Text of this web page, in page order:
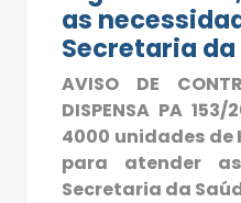
as
Secretaria da
AVISO DE
DISPENSA PA
4000 unidades de
para atender
Secretaria da